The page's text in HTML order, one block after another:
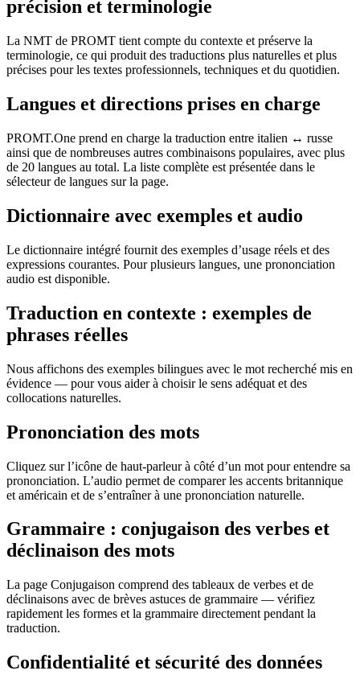
précision et terminologie
La NMT de PROMT tient compte du contexte et préserve la
terminologie, ce qui produit des traductions plus naturelles et plus
précises pour les textes professionnels, techniques et du quotidien.
Langues et directions prises en charge
PROMT.One prend en charge la traduction entre italien ↔ russe
ainsi que de nombreuses autres combinaisons populaires, avec plus
de 20 langues au total. La liste complète est présentée dans le
sélecteur de langues sur la page.
Dictionnaire avec exemples et audio
Le dictionnaire intégré fournit des exemples d’usage réels et des
expressions courantes. Pour plusieurs langues, une prononciation
audio est disponible.
Traduction en contexte : exemples de
phrases réelles
Nous affichons des exemples bilingues avec le mot recherché mis en
évidence — pour vous aider à choisir le sens adéquat et des
collocations naturelles.
Prononciation des mots
Cliquez sur l’icône de haut-parleur à côté d’un mot pour entendre sa
prononciation. L’audio permet de comparer les accents britannique
et américain et de s’entraîner à une prononciation naturelle.
Grammaire : conjugaison des verbes et
déclinaison des mots
La page Conjugaison comprend des tableaux de verbes et de
déclinaisons avec de brèves astuces de grammaire — vérifiez
rapidement les formes et la grammaire directement pendant la
traduction.
Confidentialité et sécurité des données